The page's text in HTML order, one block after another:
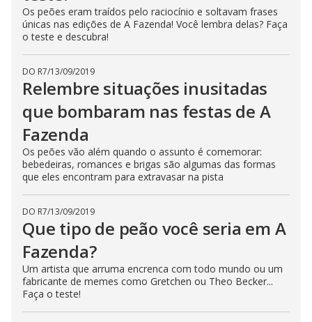
Os peões eram traídos pelo raciocínio e soltavam frases
únicas nas edições de A Fazenda! Você lembra delas? Faça
o teste e descubra!
DO R7/13/09/2019
Relembre situações inusitadas
que bombaram nas festas de A
Fazenda
Os peões vão além quando o assunto é comemorar:
bebedeiras, romances e brigas são algumas das formas
que eles encontram para extravasar na pista
DO R7/13/09/2019
Que tipo de peão você seria em A
Fazenda?
Um artista que arruma encrenca com todo mundo ou um
fabricante de memes como Gretchen ou Theo Becker...
Faça o teste!